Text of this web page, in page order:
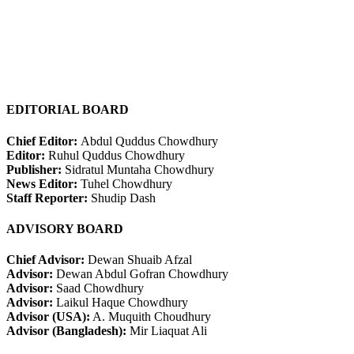
EDITORIAL BOARD
Chief Editor: Abdul Quddus Chowdhury
Editor: Ruhul Quddus Chowdhury
Publisher: Sidratul Muntaha Chowdhury
News Editor: Tuhel Chowdhury
Staff Reporter: Shudip Dash
ADVISORY BOARD
Chief Advisor: Dewan Shuaib Afzal
Advisor: Dewan Abdul Gofran Chowdhury
Advisor: Saad Chowdhury
Advisor: Laikul Haque Chowdhury
Advisor (USA): A. Muquith Choudhury
Advisor (Bangladesh): Mir Liaquat Ali